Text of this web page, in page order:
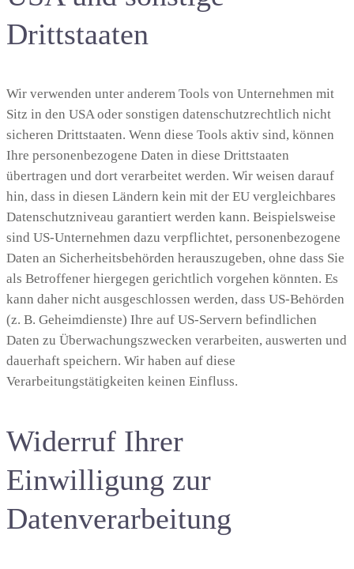
Drittstaaten
Wir verwenden unter anderem Tools von Unternehmen mit
Sitz in den USA oder sonstigen datenschutzrechtlich nicht
sicheren Drittstaaten. Wenn diese Tools aktiv sind, können
Ihre personenbezogene Daten in diese Drittstaaten
übertragen und dort verarbeitet werden. Wir weisen darauf
hin, dass in diesen Ländern kein mit der EU vergleichbares
Datenschutzniveau garantiert werden kann. Beispielsweise
sind US-Unternehmen dazu verpflichtet, personenbezogene
Daten an Sicherheitsbehörden herauszugeben, ohne dass Sie
als Betroffener hiergegen gerichtlich vorgehen könnten. Es
kann daher nicht ausgeschlossen werden, dass US-Behörden
(z. B. Geheimdienste) Ihre auf US-Servern befindlichen
Daten zu Überwachungszwecken verarbeiten, auswerten und
dauerhaft speichern. Wir haben auf diese
Verarbeitungstätigkeiten keinen Einfluss.
Widerruf Ihrer
Einwilligung zur
Datenverarbeitung